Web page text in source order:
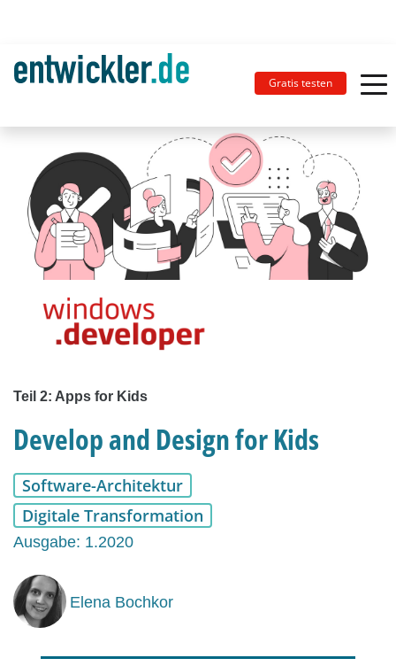
Gratis testen
Teil 2: Apps for Kids
Develop and Design for Kids
Software-Architektur
Digitale Transformation
Ausgabe: 1.2020
Elena Bochkor